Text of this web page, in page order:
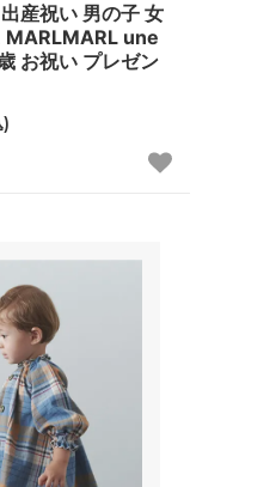
産祝い 男の子 女
MARLMARL une
お祝い プレゼン